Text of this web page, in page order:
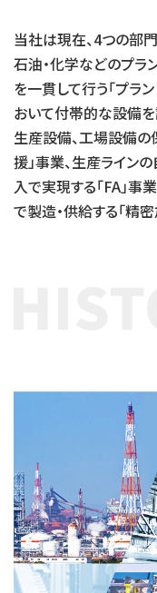
当社は現在、4つの部
石油・化学などのプラ
を一貫して行う「プラ
おいて付帯的な設備を
生産設備、工場設備の
援」事業、生産ライン
入で実現する「FA」事
で製造・供給する「精密